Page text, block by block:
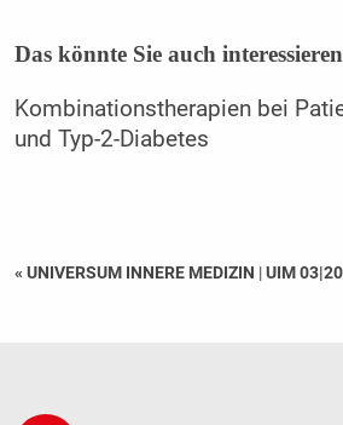
Das könnte Sie auch interessieren
Kombinationstherapien bei
und Typ-2-Diabetes
« UNIVERSUM INNERE MEDIZIN |UIM